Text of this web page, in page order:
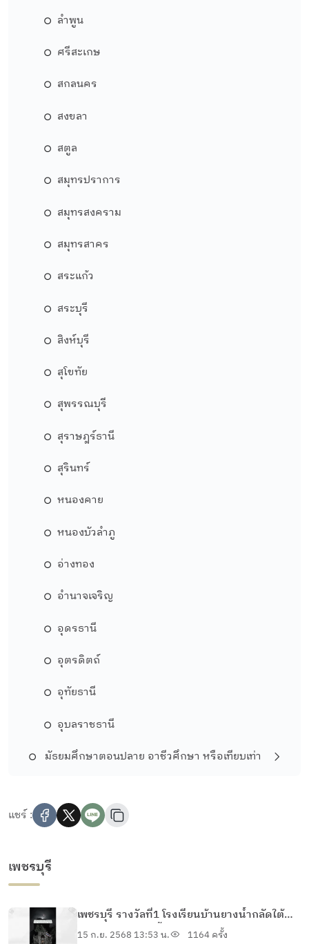
ลำพูน
ศรีสะเกษ
สกลนคร
สงขลา
สตูล
สมุทรปราการ
สมุทรสงคราม
สมุทรสาคร
สระแก้ว
สระบุรี
สิงห์บุรี
สุโขทัย
สุพรรณบุรี
สุราษฎร์ธานี
สุรินทร์
หนองคาย
หนองบัวลำภู
อ่างทอง
อำนาจเจริญ
อุดรธานี
อุตรดิตถ์
อุทัยธานี
อุบลราชธานี
มัธยมศึกษาตอนปลาย อาชีวศึกษา หรือเทียบเท่า
แชร์ :
เพชรบุรี
เพชรบุรี รางวัลที่1 โรงเรียนบ้านยางน้ำกลัดใต้
โรงเรียนบ้านยางน้ำกลัดใต้
15 ก.ย. 2568 13:53 น. 1164 ครั้ง